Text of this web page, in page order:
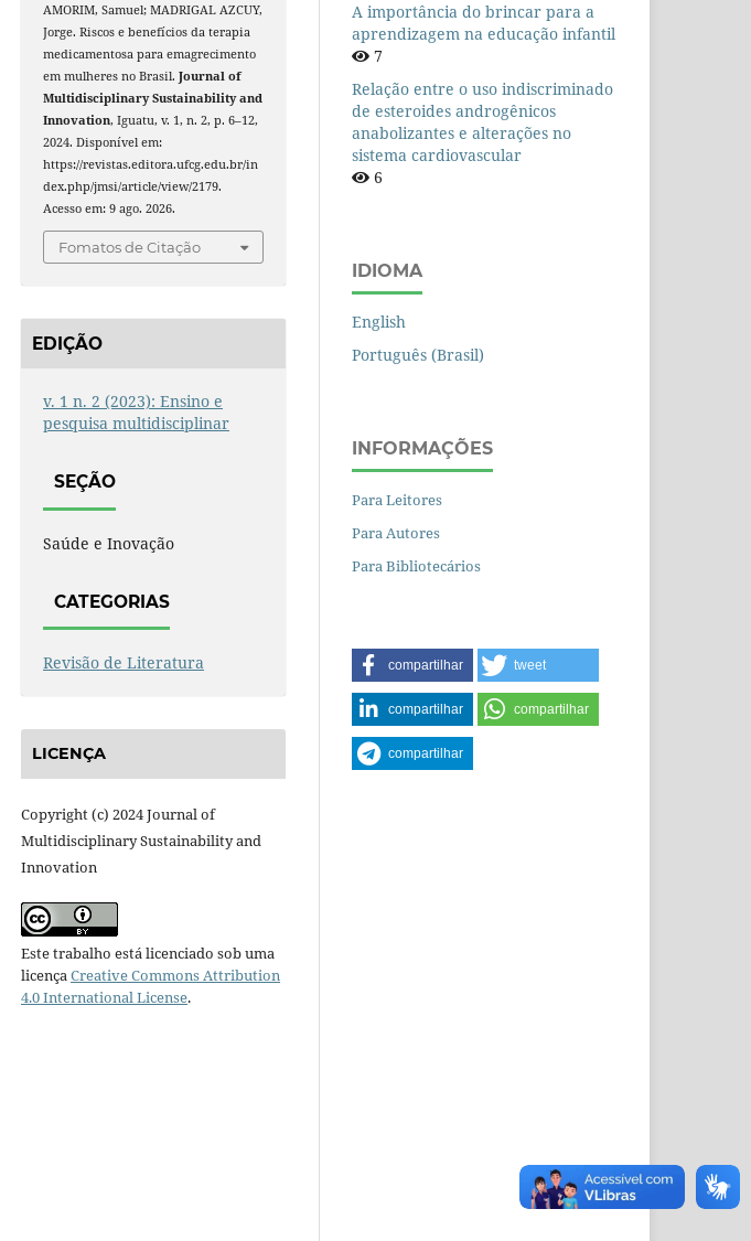
AMORIM, Samuel; MADRIGAL AZCUY,
Jorge. Riscos e benefícios da terapia
medicamentosa para emagrecimento
em mulheres no Brasil.Journal of
Multidisciplinary Sustainability and
Innovation, Iguatu, v. 1, n. 2, p. 6–12,
2024. Disponível em:
https://revistas.editora.ufcg.edu.br/in
dex.php/jmsi/article/view/2179.
Acesso em: 9 ago. 2026.
Fomatos de Citação
EDIÇÃO
v. 1 n. 2 (2023): Ensino e
pesquisa multidisciplinar
SEÇÃO
Saúde e Inovação
CATEGORIAS
Revisão de Literatura
LICENÇA
Copyright (c) 2024 Journal of
Multidisciplinary Sustainability and
Innovation
Este trabalho está licenciado sob uma
licença Creative Commons Attribution
4.0 International License.
A importância do brincar para a
aprendizagem na educação infantil
7
Relação entre o uso indiscriminado
de esteroides androgênicos
anabolizantes e alterações no
sistema cardiovascular
6
IDIOMA
English
Português (Brasil)
INFORMAÇÕES
Para Leitores
Para Autores
Para Bibliotecários
compartilhar tweet
compartilhar compartilhar
compartilhar